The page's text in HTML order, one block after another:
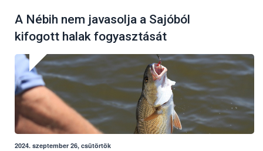
A Nébih nem javasolja a Sajóból
kifogott halak fogyasztását
2024. szeptember 26, csütörtök